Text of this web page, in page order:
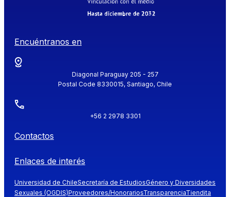
Encuéntranos en
Diagonal Paraguay 205 - 257
Postal Code 8330015, Santiago, Chile
+56 2 2978 3301
Contactos
Enlaces de interés
Universidad de ChileSecretaría de EstudiosGénero y Diversidades
Sexuales (OGDIS)Proveedores/HonorariosTransparenciaTiendita